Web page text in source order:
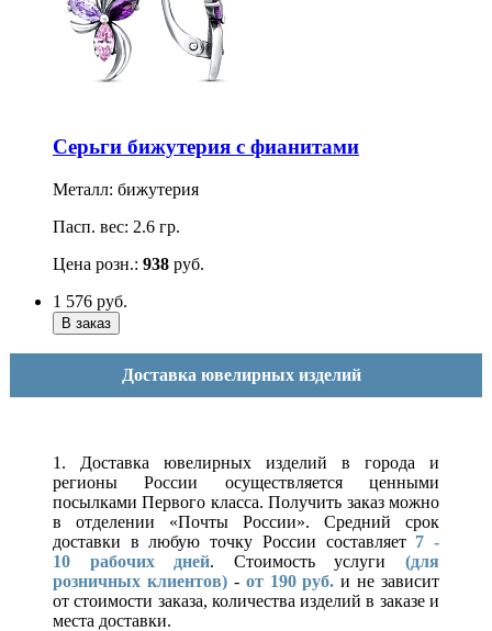
Серьги бижутерия с фианитами
Металл: бижутерия
Пасп. вес: 2.6 гр.
Цена розн.: 938 руб.
1 576 руб.
Доставка ювелирных изделий
1. Доставка ювелирных изделий в города и
регионы России осуществляется ценными
посылками Первого класса. Получить заказ можно
в отделении «Почты России». Средний срок
доставки в любую точку России составляет 7 -
10 рабочих дней. Стоимость услуги(для
розничных клиентов)- от 190 руб. и не зависит
от стоимости заказа, количества изделий в заказе и
места доставки.